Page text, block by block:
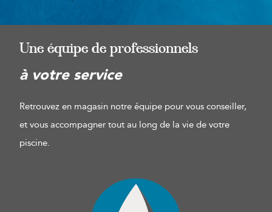
Une équipe de professionnels
à votre service
Retrouvez en magasin notre équipe pour vous conseiller,
et vous accompagner tout au long de la vie de votre
piscine.